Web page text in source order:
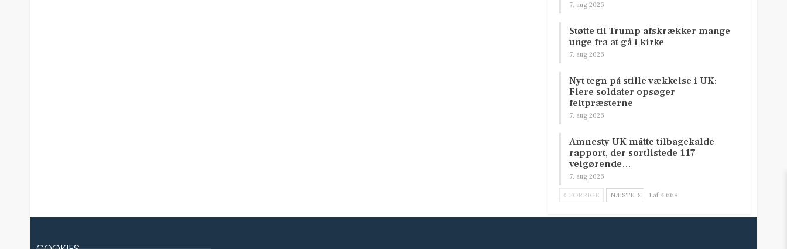
7. aug 2026
Støtte til Trump afskrækker mange
unge fra at gå i kirke
7. aug 2026
Nyt tegn på stille vækkelse i UK:
Flere soldater opsøger
feltpræsterne
7. aug 2026
Amnesty UK måtte tilbagekalde
rapport, der sortlistede 117
velgørende…
7. aug 2026
FORRIGE NÆSTE 1 af 4.668